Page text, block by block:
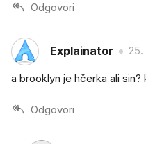
Odgovori
Explainator 25.
a brooklyn je hčerka ali
Odgovori